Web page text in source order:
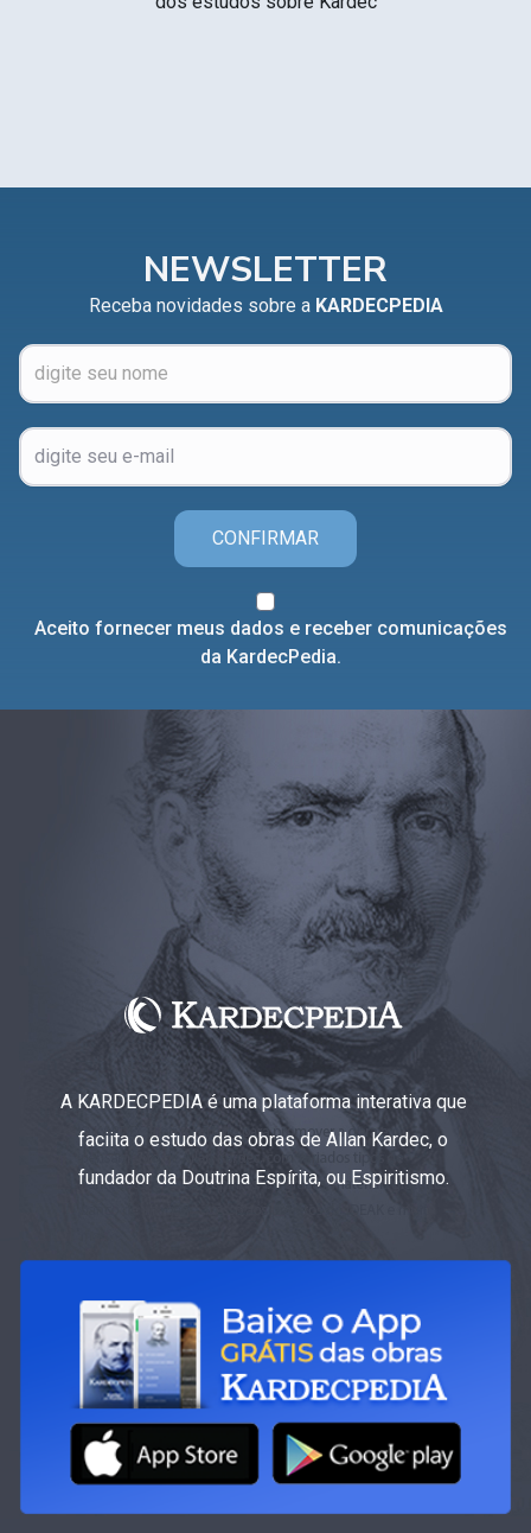
NEWSLETTER
Receba novidades sobre a KARDECPEDIA
CONFIRMAR
Aceito fornecer meus dados e receber comunicações
da KardecPedia.
A KARDECPEDIA é uma plataforma interativa que
faciita o estudo das obras de Allan Kardec, o
fundador da Doutrina Espírita, ou Espiritismo.